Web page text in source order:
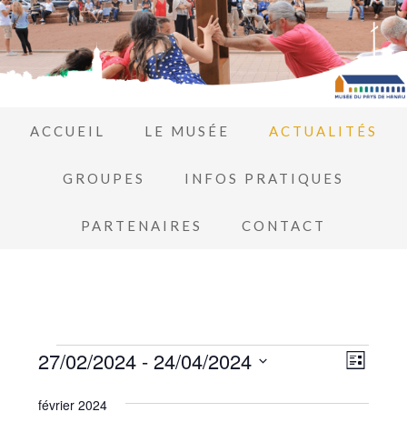
ACCUEIL LE MUSÉE ACTUALITÉS
GROUPES INFOS PRATIQUES
PARTENAIRES CONTACT
parvues
LISTE
27/02/2024 - 24/04/2024
une
février 2024